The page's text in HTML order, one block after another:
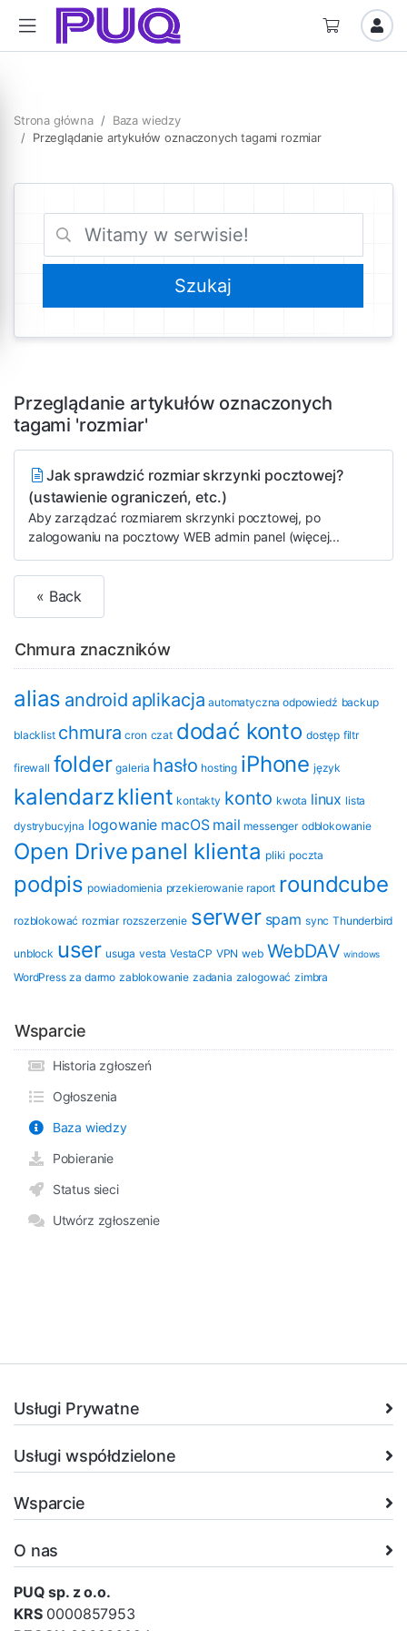
Strona główna
Baza wiedzy
Przeglądanie artykułów oznaczonych tagami rozmiar
Przeglądanie artykułów oznaczonych
tagami 'rozmiar'
Jak sprawdzić rozmiar skrzynki pocztowej?
(ustawienie ograniczeń, etc.)
Aby zarządzać rozmiarem skrzynki pocztowej, po
zalogowaniu na pocztowy WEB admin panel (więcej...
« Back
Chmura znaczników
alias android aplikacja automatyczna odpowiedź backup
blacklist chmura cron czat dodać konto dostęp filtr
firewall folder galeria hasło hosting iPhone język
kalendarzklient kontakty konto kwota linux lista
dystrybucyjna logowanie macOS mail messenger odblokowanie
Open Drivepanel klienta pliki poczta
podpis powiadomienia przekierowanie raport roundcube
rozblokować rozmiar rozszerzenie serwer spam sync Thunderbird
unblock user usuga vesta VestaCP VPN web WebDAV windows
WordPress za darmo zablokowanie zadania zalogować zimbra
Wsparcie
Historia zgłoszeń
Ogłoszenia
Baza wiedzy
Pobieranie
Status sieci
Utwórz zgłoszenie
Usługi Prywatne
Usługi współdzielone
Wsparcie
O nas
PUQ sp. z o.o.
KRS0000857953